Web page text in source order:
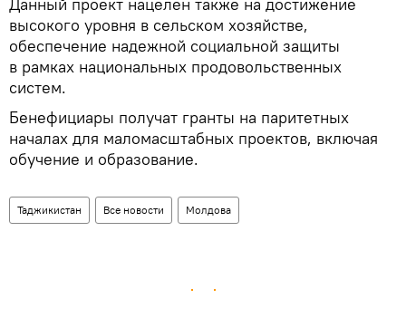
Данный проект нацелен также на достижение
высокого уровня в сельском хозяйстве,
обеспечение надежной социальной защиты
в рамках национальных продовольственных
систем.
Бенефициары получат гранты на паритетных
началах для маломасштабных проектов, включая
обучение и образование.
Таджикистан Все новости Молдова